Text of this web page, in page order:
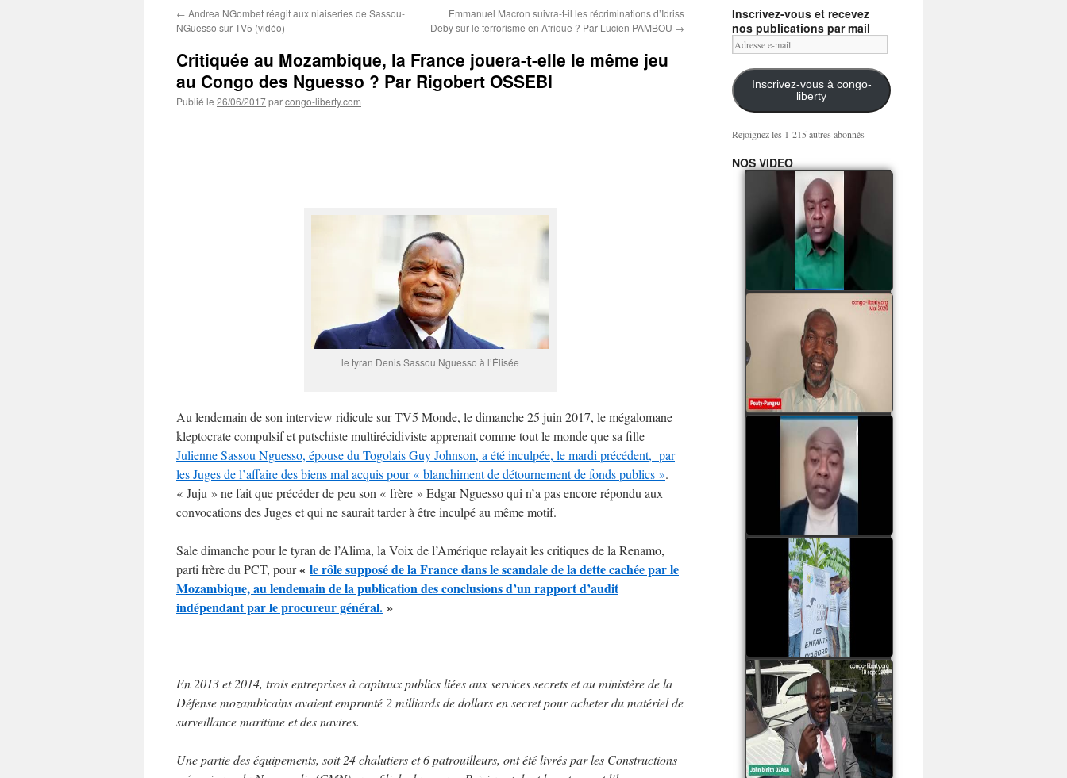
← Andrea NGombet réagit aux niaiseries de Sassou-
NGuesso sur TV5 (vidéo)
Emmanuel Macron suivra-t-il les récriminations d’Idriss
Deby sur le terrorisme en Afrique ? Par Lucien PAMBOU →
Critiquée au Mozambique, la France jouera-t-elle le même jeu
au Congo des Nguesso ? Par Rigobert OSSEBI
Publié le 26/06/2017parcongo-liberty.com
le tyran Denis Sassou Nguesso à l’Élisée
Au lendemain de son interview ridicule sur TV5 Monde, le dimanche 25 juin 2017, le mégalomane
kleptocrate compulsif et putschiste multirécidiviste apprenait comme tout le monde que sa fille
Julienne Sassou Nguesso, épouse du Togolais Guy Johnson, a été inculpée, le mardi précédent, par
les Juges de l’affaire des biens mal acquis pour « blanchiment de détournement de fonds publics ».
« Juju » ne fait que précéder de peu son « frère » Edgar Nguesso qui n’a pas encore répondu aux
convocations des Juges et qui ne saurait tarder à être inculpé au même motif.
Sale dimanche pour le tyran de l’Alima, la Voix de l’Amérique relayait les critiques de la Renamo,
parti frère du PCT, pour« le rôle supposé de la France dans le scandale de la dette cachée par le
Mozambique, au lendemain de la publication des conclusions d’un rapport d’audit
indépendant par le procureur général. »
En 2013 et 2014, trois entreprises à capitaux publics liées aux services secrets et au ministère de la
Défense mozambicains avaient emprunté 2 milliards de dollars en secret pour acheter du matériel de
surveillance maritime et des navires.
Une partie des équipements, soit 24 chalutiers et 6 patrouilleurs, ont été livrés par les Constructions
Inscrivez-vous et recevez
nos publications par mail
Adresse
e-
mail
Inscrivez-vous à congo-
liberty
Rejoignez les 1 215 autres abonnés
NOS VIDEO
Mingwa BIANGO : Ni
les mercenaires russes,
ni la garde présidentielle
ne mourront pour
Sassou Denis
watch video
POATY PANGOU
parle de la coquille vide
Collinet Makosso, des
assassinats des jeunes
par Serge OBOA
watch video
Sassou Nguesso est
revenu au pouvoir par
les armes, il ne quittera
le pouvoir que par la
force
watch video
watch video
John Binith Dzaba
s'exprime sur le voyage
de Rodrigue Malanda
Samba à Paris
watch video